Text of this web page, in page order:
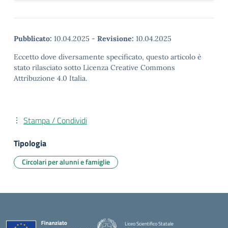
Pubblicato: 10.04.2025 - Revisione: 10.04.2025
Eccetto dove diversamente specificato, questo articolo è
stato rilasciato sotto Licenza Creative Commons
Attribuzione 4.0 Italia.
Stampa / Condividi
Tipologia
Circolari per alunni e famiglie
Liceo Scientifico Statale